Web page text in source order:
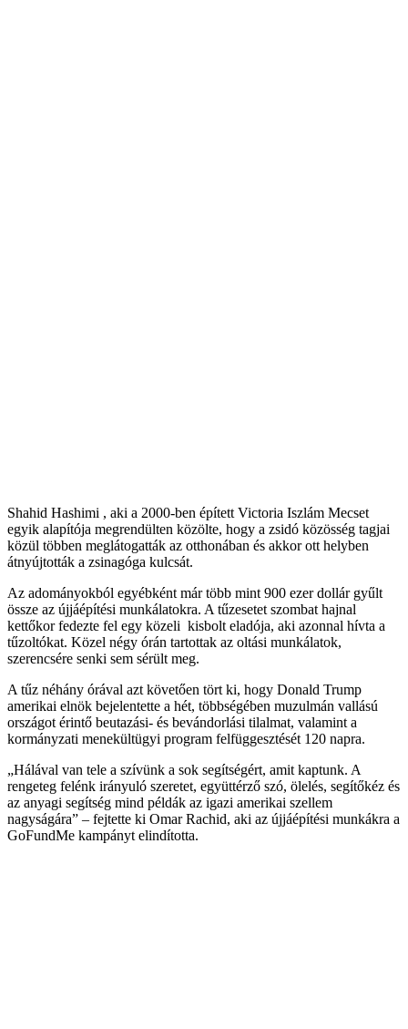
Shahid Hashimi , aki a 2000-ben épített Victoria Iszlám Mecset
egyik alapítója megrendülten közölte, hogy a zsidó közösség tagjai
közül többen meglátogatták az otthonában és akkor ott helyben
átnyújtották a zsinagóga kulcsát.
Az adományokból egyébként már több mint 900 ezer dollár gyűlt
össze az újjáépítési munkálatokra. A tűzesetet szombat hajnal
kettőkor fedezte fel egy közeli kisbolt eladója, aki azonnal hívta a
tűzoltókat. Közel négy órán tartottak az oltási munkálatok,
szerencsére senki sem sérült meg.
A tűz néhány órával azt követően tört ki, hogy Donald Trump
amerikai elnök bejelentette a hét, többségében muzulmán vallású
országot érintő beutazási- és bevándorlási tilalmat, valamint a
kormányzati menekültügyi program felfüggesztését 120 napra.
„Hálával van tele a szívünk a sok segítségért, amit kaptunk. A
rengeteg felénk irányuló szeretet, együttérző szó, ölelés, segítőkéz és
az anyagi segítség mind példák az igazi amerikai szellem
nagyságára” – fejtette ki Omar Rachid, aki az újjáépítési munkákra a
GoFundMe kampányt elindította.